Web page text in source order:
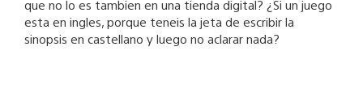
que no lo es tambien en una tienda digital? ¿Si un juego
esta en ingles, porque teneis la jeta de escribir la
sinopsis en castellano y luego no aclarar nada?